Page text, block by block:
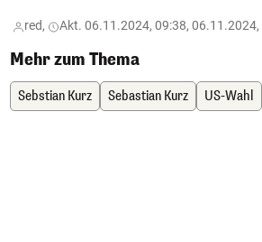
red, Akt. 06.11.2024, 09:38, 06.11.2024,
Mehr zum Thema
Sebstian Kurz Sebastian Kurz US-Wahl